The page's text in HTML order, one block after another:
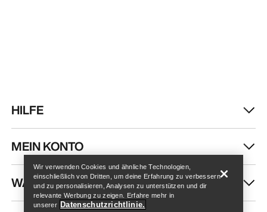
Help
HILFE
MEIN KONTO
WASCHEN & REPARATUR
Wir verwenden Cookies und ähnliche Technologien,
einschließlich von Dritten, um deine Erfahrung zu verbessern
und zu personalisieren, Analysen zu unterstützen und dir
relevante Werbung zu zeigen. Erfahre mehr in
unserer Datenschutzrichtlinie.